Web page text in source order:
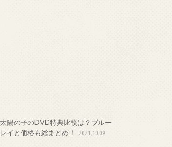
太陽の子のDVD特典比較は？ブルー
レイと価格も総まとめ！
2021.10.09